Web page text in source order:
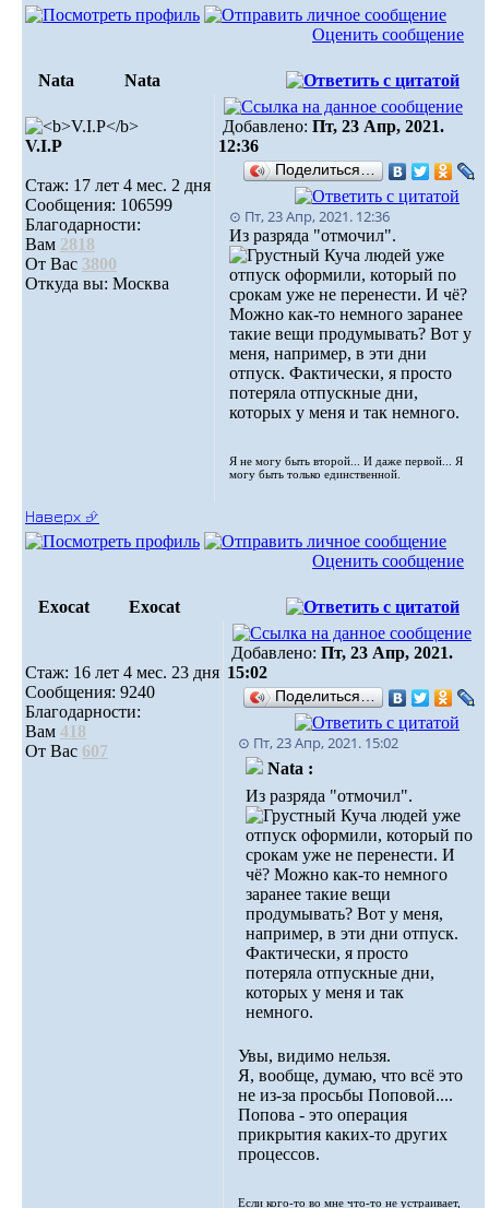
Оценить сообщение
Nata Nata
V.I.Р
Стаж: 17 лет 4 мес. 2 дня
Сообщения: 106599
Благодарности:
Вам 2818
От Вас 3800
Откуда вы: Москва
Добавлено: Пт, 23 Апр, 2021.
12:36
Поделиться…
⊙ Пт, 23 Апр, 2021. 12:36
Из разряда "отмочил".
Куча людей уже
отпуск оформили, который по
срокам уже не перенести. И чё?
Можно как-то немного заранее
такие вещи продумывать? Вот у
меня, например, в эти дни
отпуск. Фактически, я просто
потеряла отпускные дни,
которых у меня и так немного.
Я не могу быть второй... И даже первой... Я
могу быть только единственной.
Наверх ⮵
Оценить сообщение
Exocat Exocat
Стаж: 16 лет 4 мес. 23 дня
Сообщения: 9240
Благодарности:
Вам 418
От Вас 607
Добавлено: Пт, 23 Апр, 2021.
15:02
Поделиться…
⊙ Пт, 23 Апр, 2021. 15:02
Nata :
Из разряда "отмочил".
Куча людей уже
отпуск оформили, который по
срокам уже не перенести. И
чё? Можно как-то немного
заранее такие вещи
продумывать? Вот у меня,
например, в эти дни отпуск.
Фактически, я просто
потеряла отпускные дни,
которых у меня и так
немного.
Увы, видимо нельзя.
Я, вообще, думаю, что всё это
не из-за просьбы Поповой....
Попова - это операция
прикрытия каких-то других
процессов.
Если кого-то во мне что-то не устраивает,